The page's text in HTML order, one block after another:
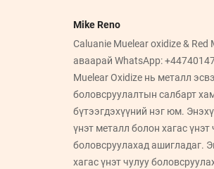
Mike Reno
Caluanie Muelear oxidize & Red
аваарай WhatsApp:
Muelear Oxidize нь металл
боловсруулалтын салбарт
бүтээгдэхүүний нэг юм.
үнэт металл болон хагас үнэт
боловсруулахад ашигладаг.
хагас үнэт чулуу